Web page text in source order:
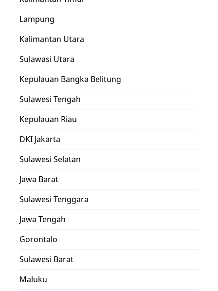
Lampung
Kalimantan Utara
Sulawasi Utara
Kepulauan Bangka Belitung
Sulawesi Tengah
Kepulauan Riau
DKI Jakarta
Sulawesi Selatan
Jawa Barat
Sulawesi Tenggara
Jawa Tengah
Gorontalo
Sulawesi Barat
Maluku